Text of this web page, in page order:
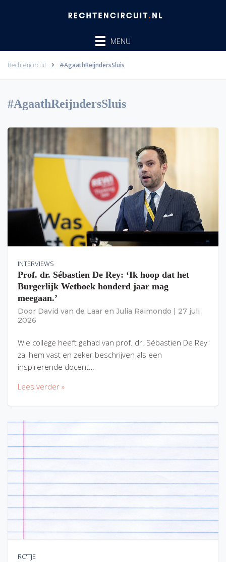
MENU
Rechtencircuit #AgaathReijndersSluis
#AgaathReijndersSluis
INTERVIEWS
Prof. dr. Sébastien De Rey: ‘Ik hoop dat het
Burgerlijk Wetboek honderd jaar mag
meegaan.’
Door David van de Laar en Julia Raimondo
27 juli
2026
Wie college heeft gehad van prof. dr. Sébastien De Rey
zal hem vast en zeker beschrijven als een
inspirerende docent…
Lees verder »
RC'TJE